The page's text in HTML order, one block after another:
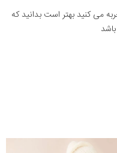
می کنید بهتر است بدانید که